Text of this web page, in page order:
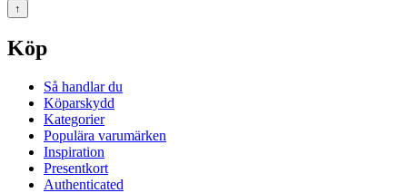
↑
Köp
Så handlar du
Köparskydd
Kategorier
Populära varumärken
Inspiration
Presentkort
Authenticated